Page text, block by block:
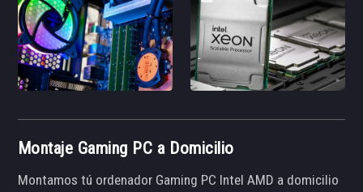
Montaje Gaming PC a Domicilio
Montamos tú ordenador Gaming PC Intel AMD a domicilio